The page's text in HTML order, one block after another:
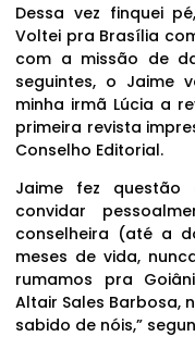
Dessa vez finquei
Voltei pra Brasília
com a missão de
seguintes, o Jaime
minha irmã Lúcia a
primeira revista
Conselho Editorial.
Jaime fez
convidar
conselheira (até a
meses de vida,
rumamos pra
Altair Sales Barbosa,
sabido de nóis,”